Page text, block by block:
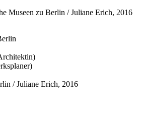
Museen zu Berlin / Juliane Erich, 2016
/ Juliane Erich, 2016